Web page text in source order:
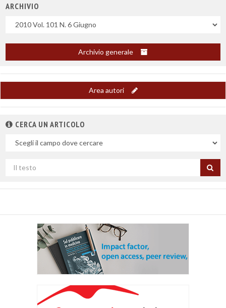
ARCHIVIO
Uscite
Archivio generale
Area autori
CERCA UN ARTICOLO
Nel
Cerca